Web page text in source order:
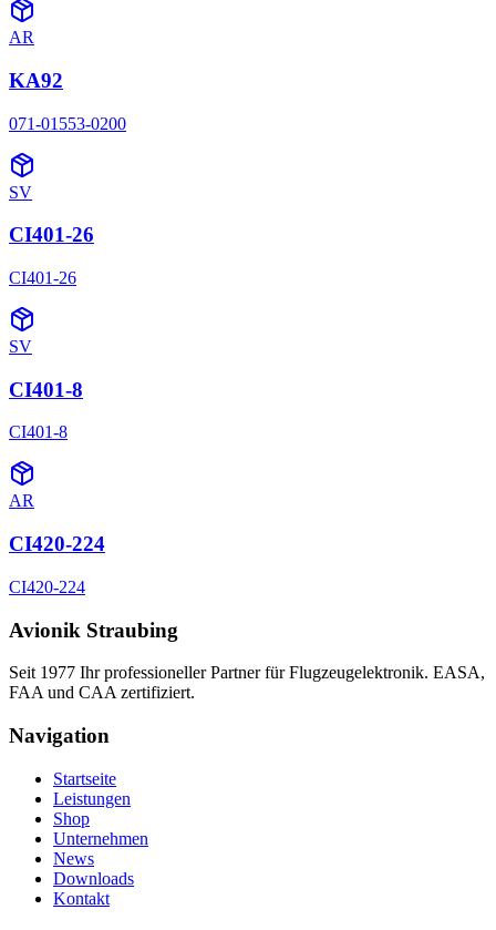
AR
KA92
071-01553-0200
SV
CI401-26
CI401-26
SV
CI401-8
CI401-8
AR
CI420-224
CI420-224
Avionik Straubing
Seit 1977 Ihr professioneller Partner für Flugzeugelektronik. EASA,
FAA und CAA zertifiziert.
Navigation
Startseite
Leistungen
Shop
Unternehmen
News
Downloads
Kontakt